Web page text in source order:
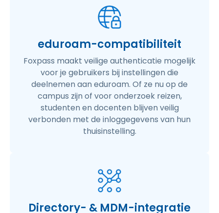
eduroam-compatibiliteit
Foxpass maakt veilige authenticatie mogelijk
voor je gebruikers bij instellingen die
deelnemen aan eduroam. Of ze nu op de
campus zijn of voor onderzoek reizen,
studenten en docenten blijven veilig
verbonden met de inloggegevens van hun
thuisinstelling.
Directory- & MDM-integratie